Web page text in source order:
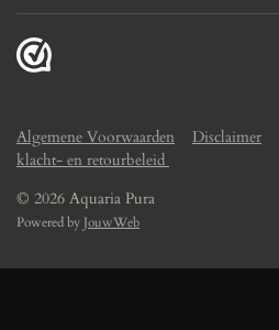
Algemene Voorwaarden Disclaimer
klacht- en retourbeleid
© 2026 Aquaria Pura
Powered by JouwWeb